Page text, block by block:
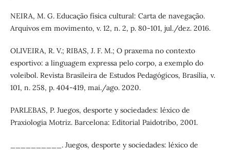
NEIRA, M. G. Educação física cultural: Carta de navegação.
Arquivos em movimento, v. 12, n. 2, p. 80-101, jul./dez. 2016.
OLIVEIRA, R. V.; RIBAS, J. F. M.; O praxema no contexto
esportivo: a linguagem expressa pelo corpo, a exemplo do
voleibol. Revista Brasileira de Estudos Pedagógicos, Brasília, v.
101, n. 258, p. 404-419, mai./ago. 2020.
PARLEBAS, P. Juegos, desporte y sociedades: léxico de
Praxiologia Motriz. Barcelona: Editorial Paidotribo, 2001.
__________. Juegos, desporte y sociedades: léxico de